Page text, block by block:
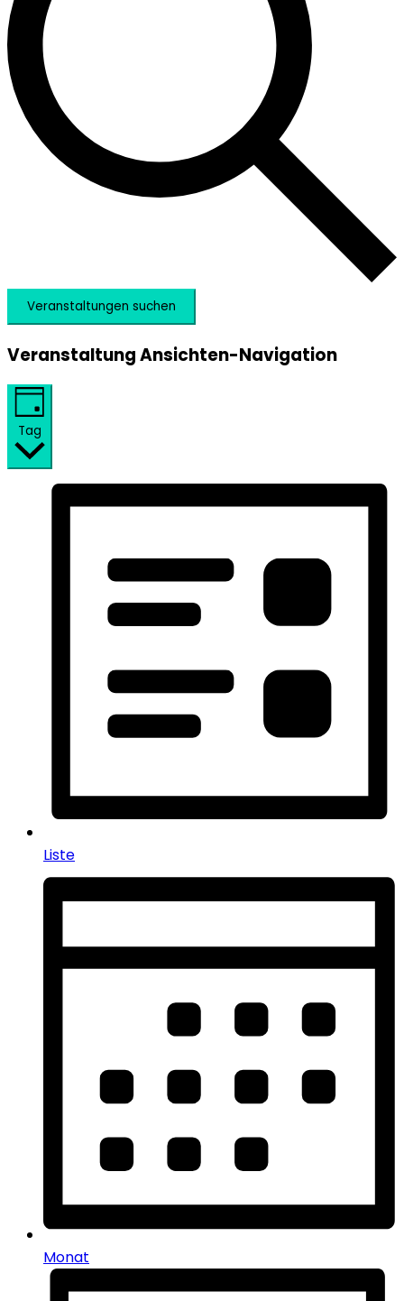
Veranstaltungen suchen
Veranstaltung Ansichten-Navigation
Tag
Liste
Monat